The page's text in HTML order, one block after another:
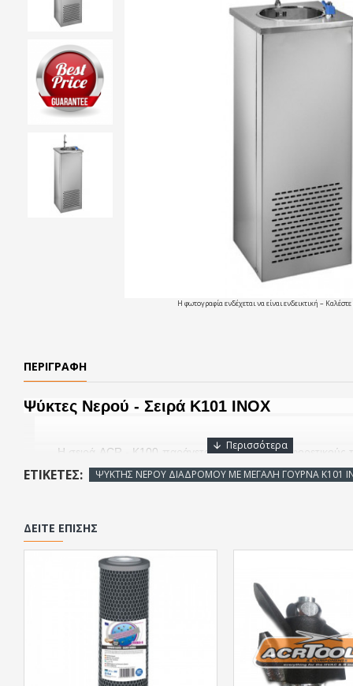
Η φωτογραφία ενδέχεται να είναι ενδεικτική –
ΠΕΡΙΓΡΑΦΉ
Ψύκτες Νερού - Σειρά Κ101 ΙΝΟΧ
Η σειρά ACR - Κ100 παράγεται σε τρείς (3) διαφορετικούς
απαιτήσεις σε κρύο νερό. Είναι ιδανικοί για νοσοκομεία, μπάρ,
Το εξωτερικό περίβλημα του ψύκτη είναι από
λαμαρίνα. ή ανοξείδωτη κατά παραγγελία.
Στο πάνω μέρος του ψύκτη υπάρχει ανοξείδωτη
βάθος για εύκολο γέμισμα μπουκαλιών & κανατών
Εξοπλισμένο με αυτόματη βρύση πλήρωσης
απευθείας λήψης
Ψυκτικό δοχείο 8 λίτρων από ανοξείδωτο χάλυβα 18/
ανοξείδωτο ηλεκτρόδιο. Όλες οι σωλήνες εντός του
είναι ανοξείδωτες. Το ψυκτικό στοιχείο είναι από
ΕΤΙΚΈΤΕΣ: ΨΥΚΤΗΣ ΝΕΡΟΥ ΔΙΑΔΡΟΜΟΥ ΜΕ ΜΕΓΑΛΗ ΓΟΥΡΝΑ Κ101
ΔΕΊΤΕ ΕΠΊΣΗΣ